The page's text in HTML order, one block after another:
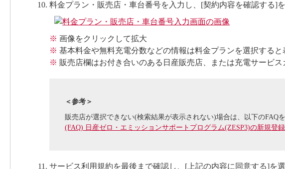
料金プラン・販売店・車台番号を入力し、[契約内容を確認する]を
※ 画像をクリックして拡大
※ 基本料金や無料充電分数などの情報は料金プランを選択すると
※ 販売店欄はお付き合いのある日産販売店、または充電サービ
＜参考＞
販売店が選択できない(検索結果が表示されない)場合は、以下のFAQ
(FAQ) 日産ゼロ・エミッションサポートプログラム(ZESP3)の新規
サービス利用規約を最後まで確認し、[上記の内容に同意する]を選